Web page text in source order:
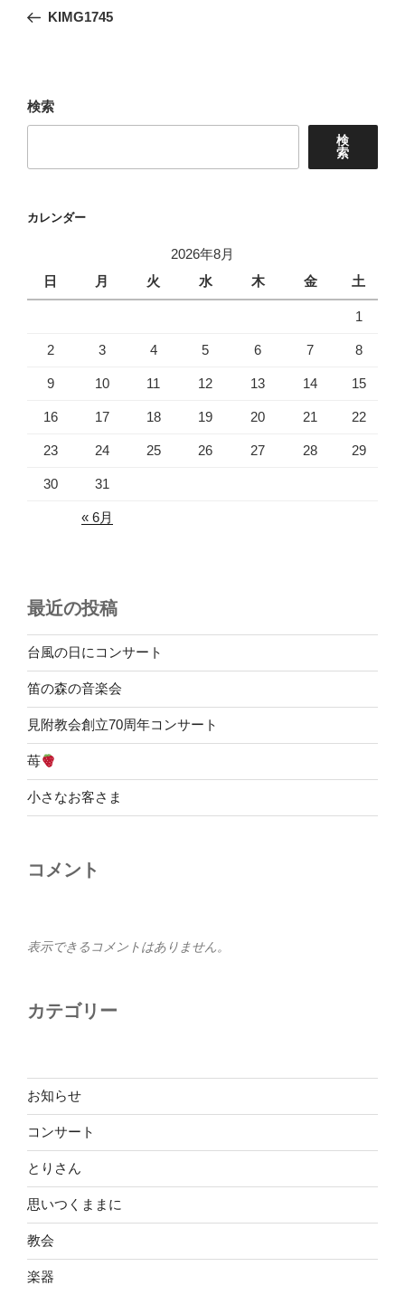
ナ
ー
シ
の
KIMG1745
検索
検
索
カレンダー
2026年8月
日
月 火 水 木 金 土
1
2 3 4 5 6 7 8
9 10 11 12 13 14 15
16 17 18 19 20 21 22
23 24 25 26 27 28 29
30 31
« 6月
最近の投稿
台風の日にコンサート
笛の森の音楽会
見附教会創立70周年コンサート
苺
小さなお客さま
コメント
表示できるコメントはありません。
カテゴリー
お知らせ
コンサート
とりさん
思いつくままに
教会
楽器